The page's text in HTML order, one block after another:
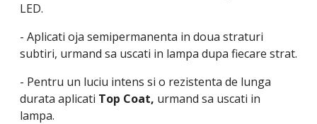
LED.
- Aplicati oja semipermanenta in doua straturi
subtiri, urmand sa uscati in lampa dupa fiecare strat.
- Pentru un luciu intens si o rezistenta de lunga
durata aplicati Top Coat, urmand sa uscati in
lampa.